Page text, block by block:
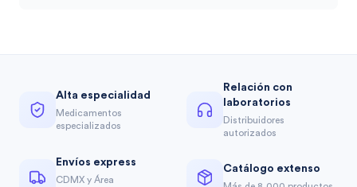
Alta especialidad
Medicamentos
especializados
Relación con
laboratorios
Distribuidores
autorizados
Envíos express
CDMX y Área
Catálogo extenso